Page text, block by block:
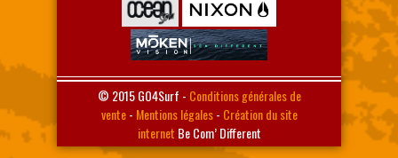
© 2015 GO4Surf - Conditions générales de
vente- Mentions légales- Création du site
internet Be Com’ Different